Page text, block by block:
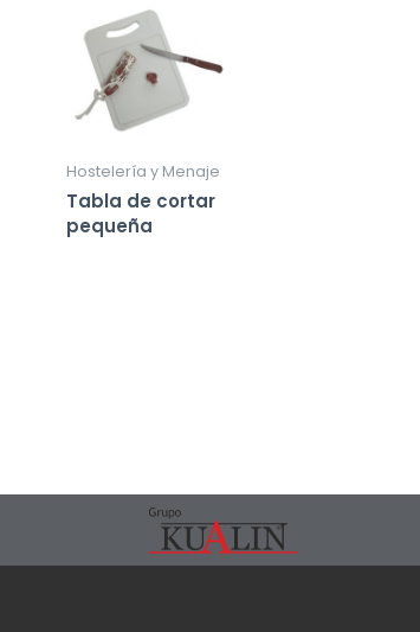
Hostelería y Menaje
Tabla de cortar
pequeña